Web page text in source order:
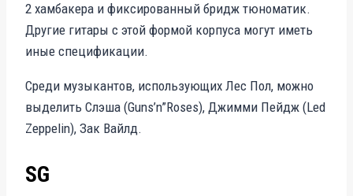
2 хамбакера и фиксированный бридж тюноматик.
Другие гитары с этой формой корпуса могут иметь
иные спецификации.
Среди музыкантов, использующих Лес Пол, можно
выделить Слэша (Guns’n”Roses), Джимми Пейдж (Led
Zeppelin), Зак Вайлд.
SG